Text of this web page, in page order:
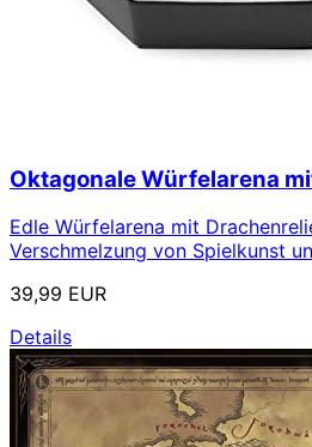
Oktagonale Würfelarena
Edle Würfelarena mit
Verschmelzung von Spielkunst
39,99 EUR
Details